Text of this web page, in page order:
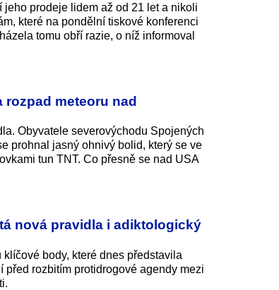
jeho prodeje lidem až od 21 let a nikoli
které na pondělní tiskové konferenci
tomu obří razie, o níž informoval
rozpad meteoru nad
Obyvatele severovýchodu Spojených
prohnal jasný ohnivý bolid, který se ve
tun TNT. Co přesně se nad USA
nová pravidla i adiktologický
body, které dnes představila
rozbitím protidrogové agendy mezi